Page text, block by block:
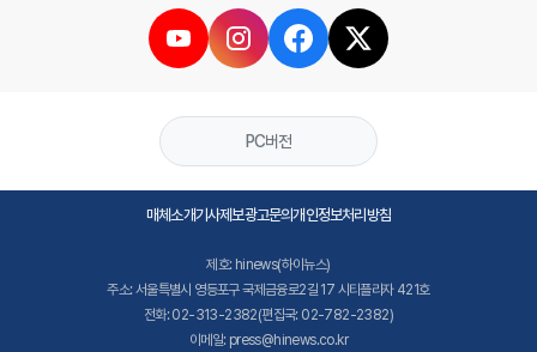
PC버전
매체소개기사제보광고문의개인정보처리방침
제호: hinews(하이뉴스)
주소: 서울특별시 영등포구 국제금융로2길 17 시티플라자 421호
전화: 02-313-2382(편집국: 02-782-2382)
이메일: press@hinews.co.kr